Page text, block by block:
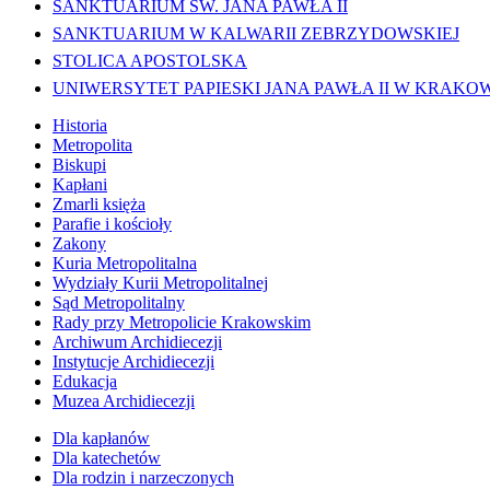
SANKTUARIUM ŚW. JANA PAWŁA II
SANKTUARIUM W KALWARII ZEBRZYDOWSKIEJ
STOLICA APOSTOLSKA
UNIWERSYTET PAPIESKI JANA PAWŁA II W
Historia
Metropolita
Biskupi
Kapłani
Zmarli księża
Parafie i kościoły
Zakony
Kuria Metropolitalna
Wydziały Kurii Metropolitalnej
Sąd Metropolitalny
Rady przy Metropolicie Krakowskim
Archiwum Archidiecezji
Instytucje Archidiecezji
Edukacja
Muzea Archidiecezji
Dla kapłanów
Dla katechetów
Dla rodzin i narzeczonych